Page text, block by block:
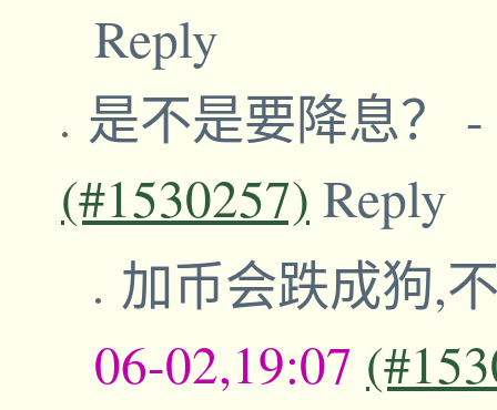
Reply
是不是要降息？ -
(#1530257) Reply
加币会跌成狗,
06-02,19:07